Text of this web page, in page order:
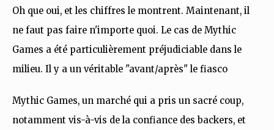
Oh que oui, et les chiffres le montrent. Maintenant, il
ne faut pas faire n'importe quoi. Le cas de Mythic
Games a été particulièrement préjudiciable dans le
milieu. Il y a un véritable "avant/après" le fiasco
Mythic Games, un marché qui a pris un sacré coup,
notamment vis-à-vis de la confiance des backers, et